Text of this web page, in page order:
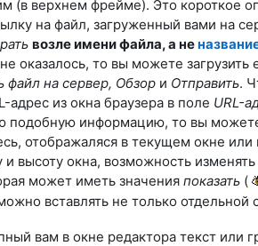
(в верхнем фрейме). Это короткое
на файл, загруженный вами на
возле имени файла, а не
оказалось, то вы можете загрузить
файл на сервер, Обзор и Отправить.
адрес из окна браузера в поле URL-
подобную информацию, то вы
отображаляся в текущем окне
высоту окна, возможность
может иметь значения показать (
вставлять не только
вам в окне редактора текст или